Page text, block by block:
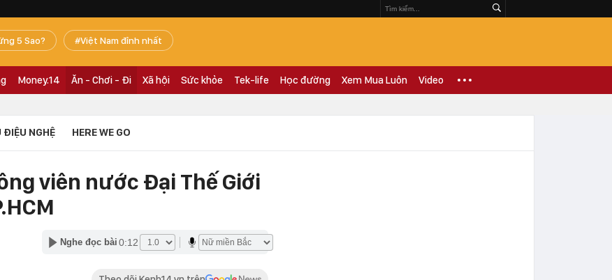
5 Sao? Việt Nam đỉnh nhất
Money.14 Ăn - Chơi - Đi Xã hội Sức khỏe Tek-life Học đường Xem Mua Luôn Video
ĐIỆU NGHỆ HERE WE GO
viên nước Đại Thế Giới
Nghe đọc bài 0:12